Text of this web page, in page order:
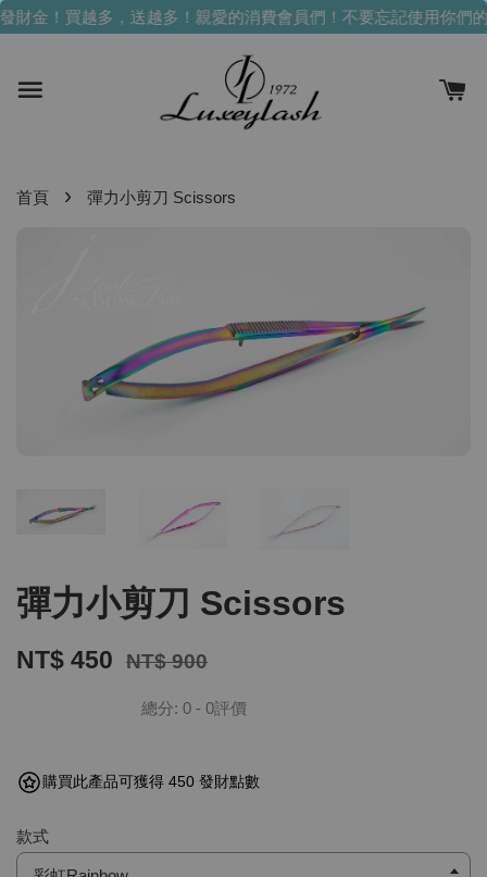
財金！買越多，送越多！親愛的消費會員們！不要忘記使用你們
首頁 › 彈力小剪刀 Scissors
彈力小剪刀 Scissors
NT$ 450 NT$ 900
總分: 0 - 0評價
購買此產品可獲得 450 發財點數
款式